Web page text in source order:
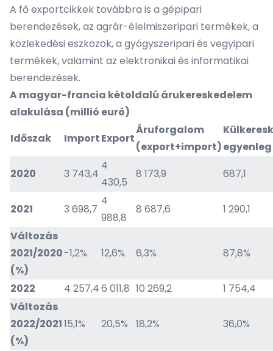
A fő exportcikkek továbbra is a gépipari
berendezések, az agrár-élelmiszeripari termékek, a
közlekedési eszközök, a gyógyszeripari és vegyipari
termékek, valamint az elektronikai és informatikai
berendezések.
A magyar-francia kétoldalú árukereskedelem
alakulása (millió euró)
Időszak
ImportExport
Áruforgalom
(export+import)egyenleg
2020
3 743,4
4
430,5
8 173,9 687,1
2021 3 698,7
4
988,8
8 687,6
1 290,1
Változás
2021/2020
(%)
-1,2% 12,6% 6,3% 87,8%
2022 4 257,46 011,8 10 269,2
1 754,4
Változás
2022/2021
(%)
15,1% 20,5% 18,2% 36,0%